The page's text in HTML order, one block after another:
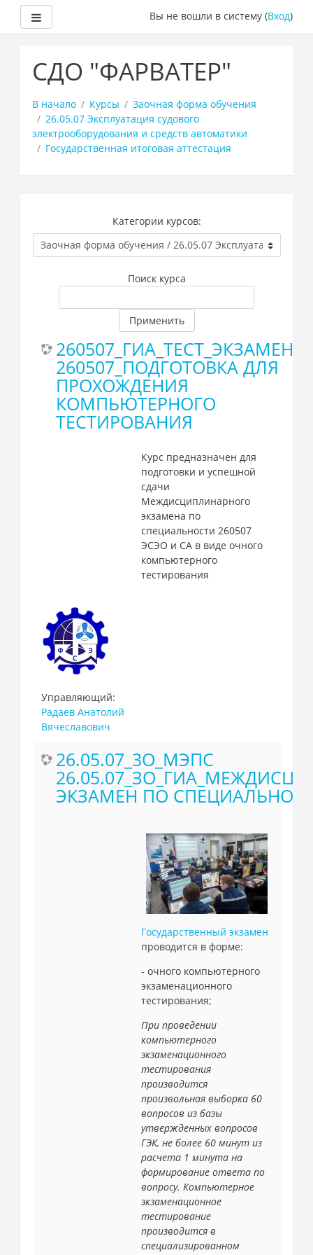
основному
содержанию
Вы не вошли в систему (Вход)
СДО "ФАРВАТЕР"
В начало Курсы
Заочная форма обучения
26.05.07 Эксплуатация судового
электрооборудования и средств автоматики
Государственная итоговая аттестация
Категории курсов:
Поиск курса
Применить
260507_ГИА_ТЕСТ_ЭКЗАМЕН
260507_ПОДГОТОВКА ДЛЯ
ПРОХОЖДЕНИЯ
КОМПЬЮТЕРНОГО
ТЕСТИРОВАНИЯ
Курс предназначен для
подготовки и успешной
сдачи
Междисциплинарного
экзамена по
специальности 260507
ЭСЭО и СА в виде очного
компьютерного
тестирования
Управляющий:
Радаев Анатолий
Вячеславович
26.05.07_3О_МЭПС
ЭКЗАМЕН ПО
Государственный экзамен
проводится в форме:
- очного компьютерного
экзаменационного
тестирования;
При проведении
компьютерного
экзаменационного
тестирования
производится
произвольная выборка 60
вопросов из базы
утвержденных вопросов
ГЭК, не более 60 минут из
расчета 1 минута на
формирование ответа по
вопросу. Компьютерное
экзаменационное
тестирование
производится в
специализированном